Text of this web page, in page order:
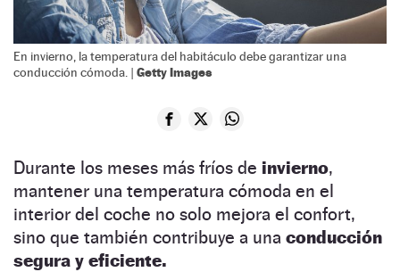
En invierno, la temperatura del habitáculo debe garantizar una
conducción cómoda. | Getty Images
Durante los meses más fríos de invierno,
mantener una temperatura cómoda en el
interior del coche no solo mejora el confort,
sino que también contribuye a una conducción
segura y eficiente.